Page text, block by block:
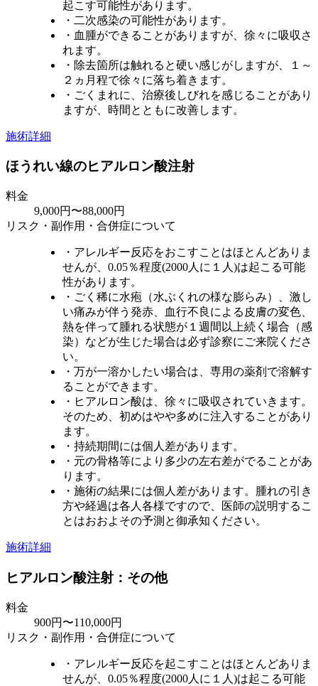
起こす可能性があります。
・二次感染の可能性があります。
・血腫ができることがありますが、徐々に吸収さ
れます。
・除去箇所は触れると硬い感じがしますが、１～
２ヵ月程で徐々に落ち着きます。
・ごくまれに、治療後しびれを感じることがあり
ますが、時間とともに改善します。
施術詳細
ほうれい線のヒアルロン酸注射
料金
9,000円〜88,000円
リスク・副作用・合併症について
・アレルギー反応をおこすことはほとんどありま
せんが、0.05％程度(2000人に１人)は起こる可能
性があります。
・ごく稀に水疱（水ぶくれの様な膨らみ）、激し
い痛みが伴う発赤、血行不良による皮膚の変色、
熱を伴って腫れる状態が１週間以上続く場合（感
染）などが生じた場合は必ず診察にご来院くださ
い。
・万が一溶かしたい場合は、専用の薬剤で溶解す
ることができます。
・ヒアルロン酸は、徐々に吸収されていきます。
そのため、初めはやや多めに注入することがあり
ます。
・持続期間には個人差があります。
・元の骨格等により多少の左右差がでることがあ
ります。
・施術の結果には個人差があります。腫れの引き
方や経過は各人各様ですので、医師の説明するこ
とはおおよその予測と御承知ください。
施術詳細
ヒアルロン酸注射：その他
料金
900円〜110,000円
リスク・副作用・合併症について
・アレルギー反応を起こすことはほとんどありま
せんが、0.05％程度(2000人に１人)は起こる可能